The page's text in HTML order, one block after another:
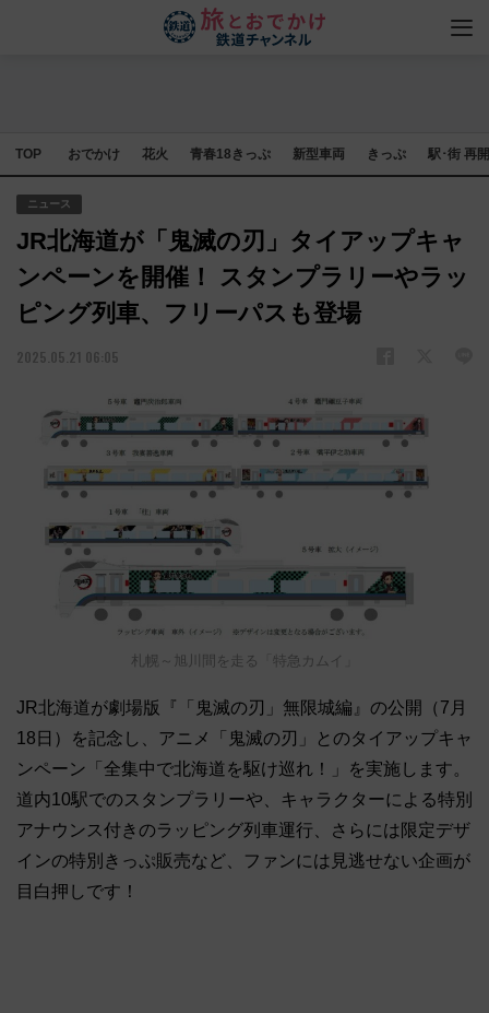
TOP おでかけ 花火 青春18きっぷ 新型車両 きっぷ 駅･街 再
ニュース
JR北海道が「鬼滅の刃」タイアップキャ
ンペーンを開催！ スタンプラリーやラッ
ピング列車、フリーパスも登場
2025.05.21 06:05
札幌～旭川間を走る「特急カムイ」
JR北海道が劇場版『「鬼滅の刃」無限城編』の公開（7月
18日）を記念し、アニメ「鬼滅の刃」とのタイアップキャ
ンペーン「全集中で北海道を駆け巡れ！」を実施します。
道内10駅でのスタンプラリーや、キャラクターによる特別
アナウンス付きのラッピング列車運行、さらには限定デザ
インの特別きっぷ販売など、ファンには見逃せない企画が
目白押しです！